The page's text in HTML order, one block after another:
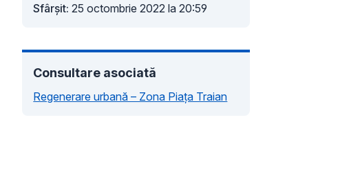
Sfârșit: 25 octombrie 2022 la 20:59
Consultare asociată
Regenerare urbană – Zona Piața Traian